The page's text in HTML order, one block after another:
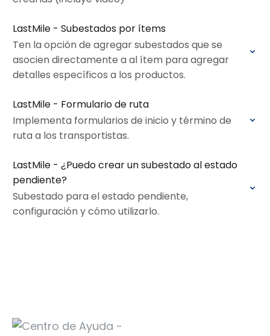
LastMile - Subestados por ítems
Ten la opción de agregar subestados que se
asocien directamente a al ítem para agregar
detalles específicos a los productos.
LastMile - Formulario de ruta
Implementa formularios de inicio y término de
ruta a los transportistas.
LastMile - ¿Puedo crear un subestado al estado
pendiente?
Subestado para el estado pendiente,
configuración y cómo utilizarlo.